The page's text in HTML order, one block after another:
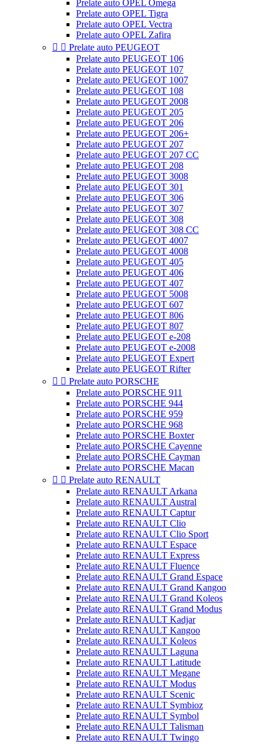
Prelate auto OPEL Omega
Prelate auto OPEL Tigra
Prelate auto OPEL Vectra
Prelate auto OPEL Zafira
  Prelate auto PEUGEOT
Prelate auto PEUGEOT 106
Prelate auto PEUGEOT 107
Prelate auto PEUGEOT 1007
Prelate auto PEUGEOT 108
Prelate auto PEUGEOT 2008
Prelate auto PEUGEOT 205
Prelate auto PEUGEOT 206
Prelate auto PEUGEOT 206+
Prelate auto PEUGEOT 207
Prelate auto PEUGEOT 207 CC
Prelate auto PEUGEOT 208
Prelate auto PEUGEOT 3008
Prelate auto PEUGEOT 301
Prelate auto PEUGEOT 306
Prelate auto PEUGEOT 307
Prelate auto PEUGEOT 308
Prelate auto PEUGEOT 308 CC
Prelate auto PEUGEOT 4007
Prelate auto PEUGEOT 4008
Prelate auto PEUGEOT 405
Prelate auto PEUGEOT 406
Prelate auto PEUGEOT 407
Prelate auto PEUGEOT 5008
Prelate auto PEUGEOT 607
Prelate auto PEUGEOT 806
Prelate auto PEUGEOT 807
Prelate auto PEUGEOT e-208
Prelate auto PEUGEOT e-2008
Prelate auto PEUGEOT Expert
Prelate auto PEUGEOT Rifter
  Prelate auto PORSCHE
Prelate auto PORSCHE 911
Prelate auto PORSCHE 944
Prelate auto PORSCHE 959
Prelate auto PORSCHE 968
Prelate auto PORSCHE Boxter
Prelate auto PORSCHE Cayenne
Prelate auto PORSCHE Cayman
Prelate auto PORSCHE Macan
  Prelate auto RENAULT
Prelate auto RENAULT Arkana
Prelate auto RENAULT Austral
Prelate auto RENAULT Captur
Prelate auto RENAULT Clio
Prelate auto RENAULT Clio Sport
Prelate auto RENAULT Espace
Prelate auto RENAULT Express
Prelate auto RENAULT Fluence
Prelate auto RENAULT Grand Espace
Prelate auto RENAULT Grand Kangoo
Prelate auto RENAULT Grand Koleos
Prelate auto RENAULT Grand Modus
Prelate auto RENAULT Kadjar
Prelate auto RENAULT Kangoo
Prelate auto RENAULT Koleos
Prelate auto RENAULT Laguna
Prelate auto RENAULT Latitude
Prelate auto RENAULT Megane
Prelate auto RENAULT Modus
Prelate auto RENAULT Scenic
Prelate auto RENAULT Symbioz
Prelate auto RENAULT Symbol
Prelate auto RENAULT Talisman
Prelate auto RENAULT Twingo